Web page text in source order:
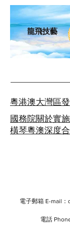
龍飛技藝
粵港澳大灣區
國務院關於實
橫琴粵澳深度
電子郵箱 E-mail：
電話